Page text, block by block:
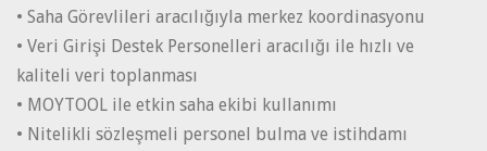
• Saha Görevlileri aracılığıyla merkez koordinasyonu
• Veri Girişi Destek Personelleri aracılığı ile hızlı ve
kaliteli veri toplanması
• MOYTOOL ile etkin saha ekibi kullanımı
• Nitelikli sözleşmeli personel bulma ve istihdamı